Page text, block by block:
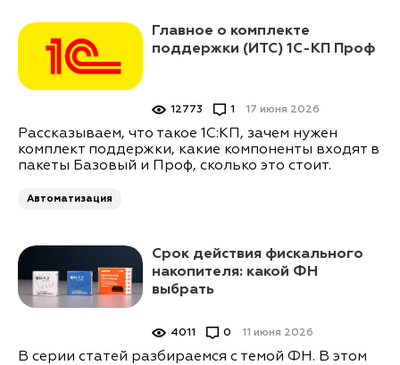
Главное о комплекте
поддержки (ИТС) 1С-КП Проф
17 июня 2026
12773 1
Рассказываем, что такое 1С:КП, зачем нужен
комплект поддержки, какие компоненты входят в
пакеты Базовый и Проф, сколько это стоит.
Автоматизация
Срок действия фискального
накопителя: какой ФН
выбрать
11 июня 2026
4011 0
В серии статей разбираемся с темой ФН. В этом